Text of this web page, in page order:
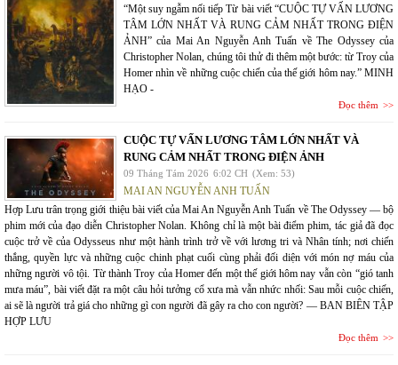
“Một suy ngẫm nối tiếp Từ bài viết “CUỘC TỰ VẤN LƯƠNG
TÂM LỚN NHẤT VÀ RUNG CẢM NHẤT TRONG ĐIỆN
ẢNH” của Mai An Nguyễn Anh Tuấn về The Odyssey của
Christopher Nolan, chúng tôi thử đi thêm một bước: từ Troy của
Homer nhìn về những cuộc chiến của thế giới hôm nay.” MINH
HẠO -
Đọc thêm
CUỘC TỰ VẤN LƯƠNG TÂM LỚN NHẤT VÀ
RUNG CẢM NHẤT TRONG ĐIỆN ẢNH
09 Tháng Tám 2026 6:02 CH (Xem: 53)
MAI AN NGUYỄN ANH TUẤN
Hợp Lưu trân trọng giới thiệu bài viết của Mai An Nguyễn Anh Tuấn về The Odyssey — bộ
phim mới của đạo diễn Christopher Nolan. Không chỉ là một bài điểm phim, tác giả đã đọc
cuộc trở về của Odysseus như một hành trình trở về với lương tri và Nhân tính; nơi chiến
thắng, quyền lực và những cuộc chinh phạt cuối cùng phải đối diện với món nợ máu của
những người vô tội. Từ thành Troy của Homer đến một thế giới hôm nay vẫn còn “gió tanh
mưa máu”, bài viết đặt ra một câu hỏi tưởng cổ xưa mà vẫn nhức nhối: Sau mỗi cuộc chiến,
ai sẽ là người trả giá cho những gì con người đã gây ra cho con người? — BAN BIÊN TẬP
HỢP LƯU
Đọc thêm